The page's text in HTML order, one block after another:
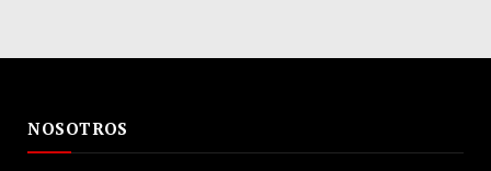
NOSOTROS